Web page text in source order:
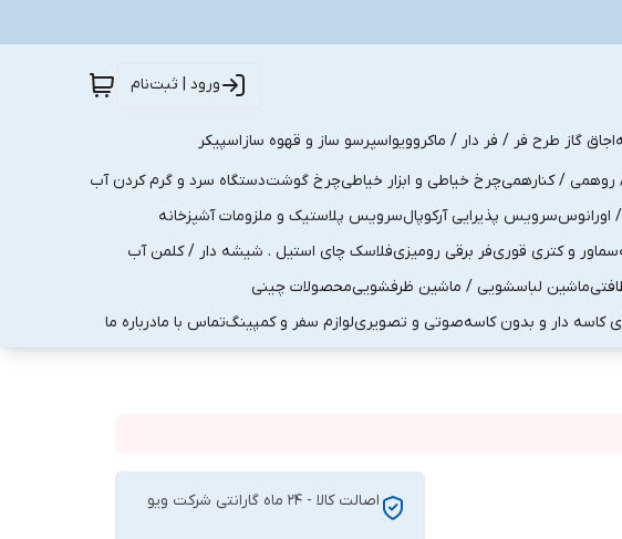
ورود | ثبت‌نام
اجاق گاز طرح فر / فر دار / ماکروویواسپرسو ساز و قهوه سازاسپیکر
روهمی / کنارهمیچرخ خیاطی و ابزار خیاطیچرخ گوشتدستگاه سرد و گرم کردن آب
اورانوسسرویس پذیرایی آرکوپالسرویس پلاستیک و ملزومات آشپزخانه
سماور و کتری قوریفر برقی رومیزیفلاسک چای استیل . شیشه دار / کلمن آب
ماشین لباسشویی / ماشین ظرفشوییمحصولات چینی
کاسه دار و بدون کاسهصوتی و تصویریلوازم سفر و کمپینگتماس با مادرباره ما
اصالت کالا - ۲۴ ماه گارانتی شرکت ویو